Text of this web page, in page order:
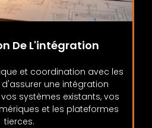
De L'intégration
et coordination avec les
une intégration
systèmes existants, vos
et les plateformes
tierces.